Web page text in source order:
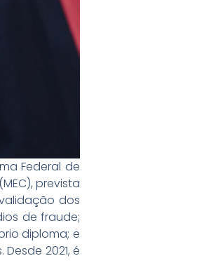
Federal de
prevista
dos
de fraude;
diploma; e
2021, é